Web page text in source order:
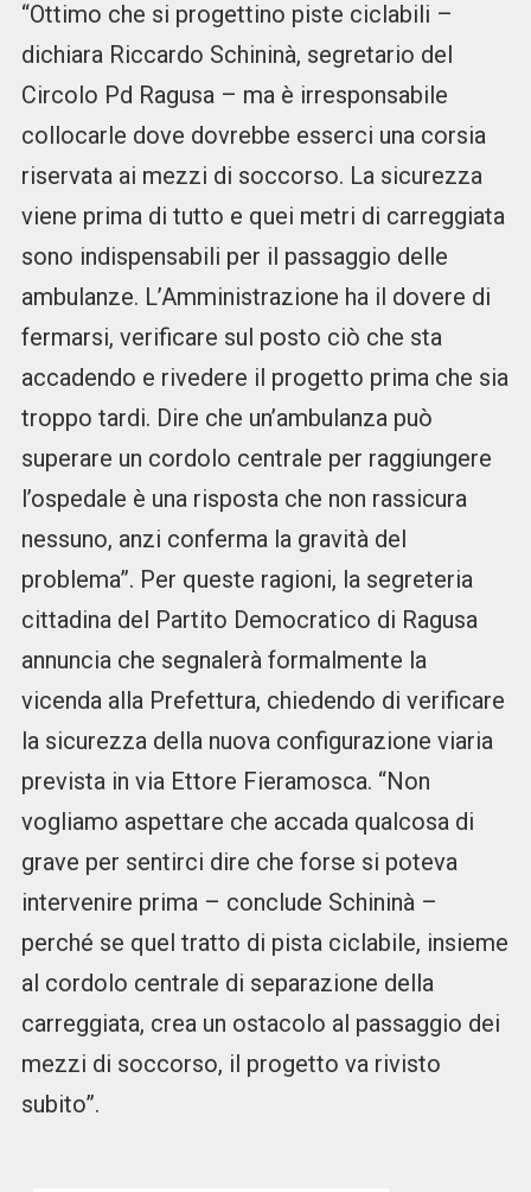
“Ottimo che si progettino piste ciclabili –
dichiara Riccardo Schininà, segretario del
Circolo Pd Ragusa – ma è irresponsabile
collocarle dove dovrebbe esserci una corsia
riservata ai mezzi di soccorso. La sicurezza
viene prima di tutto e quei metri di carreggiata
sono indispensabili per il passaggio delle
ambulanze. L’Amministrazione ha il dovere di
fermarsi, verificare sul posto ciò che sta
accadendo e rivedere il progetto prima che sia
troppo tardi. Dire che un’ambulanza può
superare un cordolo centrale per raggiungere
l’ospedale è una risposta che non rassicura
nessuno, anzi conferma la gravità del
problema”. Per queste ragioni, la segreteria
cittadina del Partito Democratico di Ragusa
annuncia che segnalerà formalmente la
vicenda alla Prefettura, chiedendo di verificare
la sicurezza della nuova configurazione viaria
prevista in via Ettore Fieramosca. “Non
vogliamo aspettare che accada qualcosa di
grave per sentirci dire che forse si poteva
intervenire prima – conclude Schininà –
perché se quel tratto di pista ciclabile, insieme
al cordolo centrale di separazione della
carreggiata, crea un ostacolo al passaggio dei
mezzi di soccorso, il progetto va rivisto
subito”.